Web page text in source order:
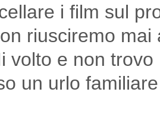
i film sul
riusciremo
volto e non
un urlo